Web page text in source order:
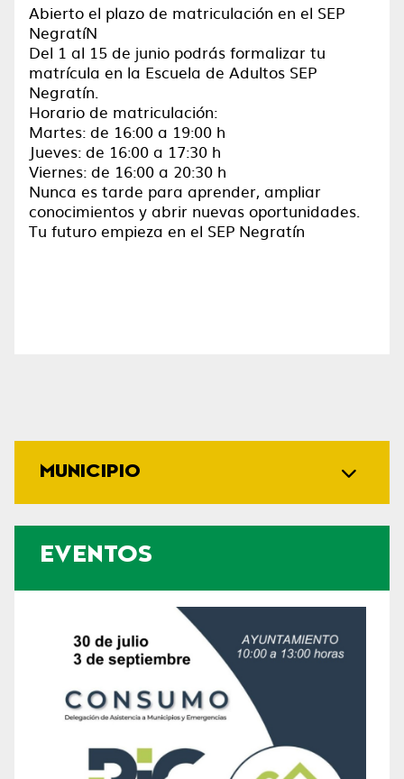
MUNICIPIO
EVENTOS
Abierto el plazo de matriculación en el SEP
NegratíN
Del 1 al 15 de junio podrás formalizar tu
matrícula en la Escuela de Adultos SEP
Negratín.
Horario de matriculación:
Martes: de 16:00 a 19:00 h
Jueves: de 16:00 a 17:30 h
Viernes: de 16:00 a 20:30 h
Nunca es tarde para aprender, ampliar
conocimientos y abrir nuevas oportunidades.
Tu futuro empieza en el SEP Negratín